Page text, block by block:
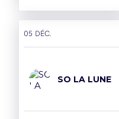
05 déc.
SO LA LUNE